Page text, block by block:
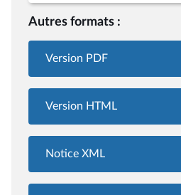
Autres formats :
Version PDF
Version HTML
Notice XML